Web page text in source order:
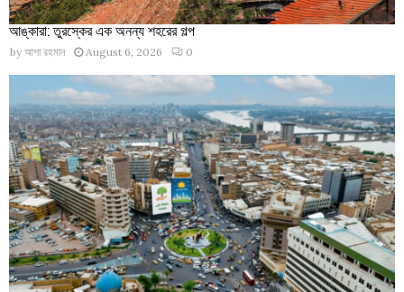
আঙ্কারা: তুরস্কের এক অনন্য শহরের গল্প
by আশা রহমান August 6, 2026 0